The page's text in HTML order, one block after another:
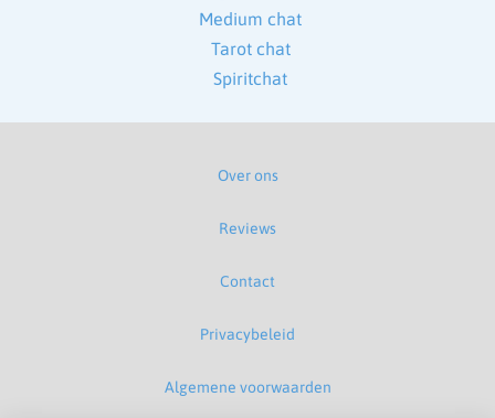
Medium chat
Tarot chat
Spiritchat
Over ons
Reviews
Contact
Privacybeleid
Algemene voorwaarden